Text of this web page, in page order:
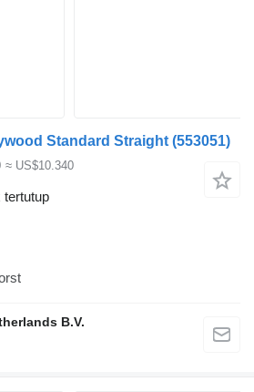
Standard Straight (553051)
≈ US$10.340
tertutup
B.V.